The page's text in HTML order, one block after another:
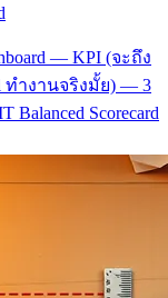
— KPI (จะถึง
ทำงานจริงมั้ย) — 3
Scorecard